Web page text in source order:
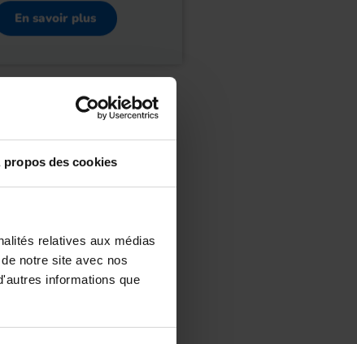
propos des cookies
relatives aux médias
notre site avec nos
informations que
En savoir plus